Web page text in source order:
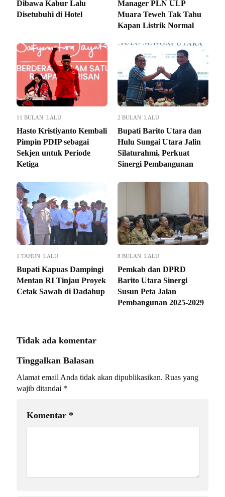
Dibawa Kabur Lalu
Disetubuhi di Hotel
Manager PLN ULP
Muara Teweh Tak Tahu
Kapan Listrik Normal
11 BULAN LALU
Hasto Kristiyanto Kembali
Pimpin PDIP sebagai
Sekjen untuk Periode
Ketiga
2 BULAN LALU
Bupati Barito Utara dan
Hulu Sungai Utara Jalin
Silaturahmi, Perkuat
Sinergi Pembangunan
1 TAHUN LALU
Bupati Kapuas Dampingi
Mentan RI Tinjau Proyek
Cetak Sawah di Dadahup
8 BULAN LALU
Pemkab dan DPRD
Barito Utara Sinergi
Susun Peta Jalan
Pembangunan 2025-2029
Tidak ada komentar
Tinggalkan Balasan
Alamat email Anda tidak akan dipublikasikan. Ruas yang
wajib ditandai *
Komentar *